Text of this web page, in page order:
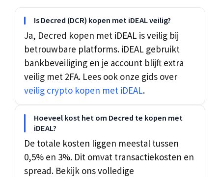
Is Decred (DCR) kopen met iDEAL veilig?
Ja, Decred kopen met iDEAL is veilig bij
betrouwbare platforms. iDEAL gebruikt
bankbeveiliging en je account blijft extra
veilig met 2FA. Lees ook onze gids over
veilig crypto kopen met iDEAL.
Hoeveel kost het om Decred te kopen met
iDEAL?
De totale kosten liggen meestal tussen
0,5% en 3%. Dit omvat transactiekosten en
spread. Bekijk ons volledige